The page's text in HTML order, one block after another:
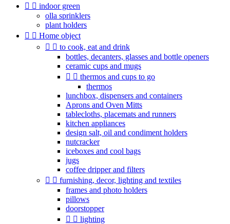
  indoor green
olla sprinklers
plant holders
  Home object
  to cook, eat and drink
bottles, decanters, glasses and bottle openers
ceramic cups and mugs
  thermos and cups to go
thermos
lunchbox, dispensers and containers
Aprons and Oven Mitts
tablecloths, placemats and runners
kitchen appliances
design salt, oil and condiment holders
nutcracker
iceboxes and cool bags
jugs
coffee dripper and filters
  furnishing, decor, lighting and textiles
frames and photo holders
pillows
doorstopper
  lighting